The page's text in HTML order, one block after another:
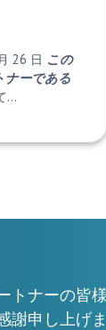
26 日 この
ナーである
…
トナーの皆
謝申し上げ